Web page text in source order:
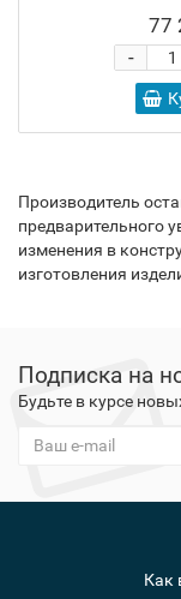
77
-
Производитель
предварительного
изменения в
изготовления
Подписка на
Будьте в курсе
Как